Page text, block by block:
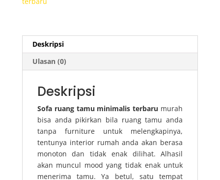
Deskripsi
Ulasan (0)
Deskripsi
Sofa ruang tamu minimalis terbaru murah
bisa anda pikirkan bila ruang tamu anda
tanpa furniture untuk melengkapinya,
tentunya interior rumah anda akan berasa
monoton dan tidak enak dilihat. Alhasil
akan muncul mood yang tidak enak untuk
menerima tamu. Ya betul, satu tempat